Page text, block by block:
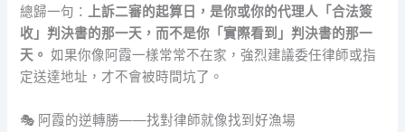
總歸一句： 上訴二審的起算日，是你或你的代理人「合法簽
收」判決書的那一天，而不是你「實際看到」判決書的那一
天。 如果你像阿霞一樣常常不在家，強烈建議委任律師或指
定送達地址，才不會被時間坑了。
🎭 阿霞的逆轉勝——找對律師就像找到好漁場